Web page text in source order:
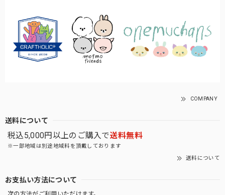
COMPANY
送料について
税込5,000円以上のご購入で送料無料
※一部地域は別途地域料を頂戴しております
送料について
お支払い方法について